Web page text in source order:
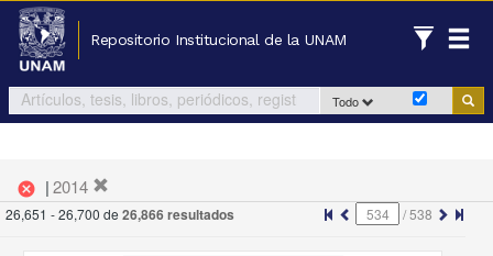
Repositorio Institucional de la UNAM
Todo
cancel |2014
26,651 - 26,700 de 26,866 resultados /538